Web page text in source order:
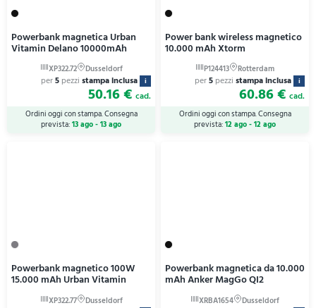
Powerbank magnetica Urban
Vitamin Delano 10000mAh
per5 pezzi stampa inclusa i
50.16 € cad.
Ordini oggi con stampa. Consegna
prevista:13 ago - 13 ago
Power bank wireless magnetico
10.000 mAh Xtorm
per5 pezzi stampa inclusa i
60.86 € cad.
Ordini oggi con stampa. Consegna
prevista:12 ago - 12 ago
Powerbank magnetico 100W
15.000 mAh Urban Vitamin
Powerbank magnetica da 10.000
mAh Anker MagGo QI2